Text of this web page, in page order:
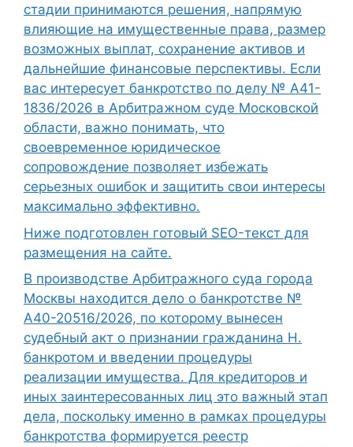
стадии принимаются решения, напрямую
влияющие на имущественные права, размер
возможных выплат, сохранение активов и
дальнейшие финансовые перспективы. Если
вас интересует банкротство по делу № А41-
1836/2026 в Арбитражном суде Московской
области, важно понимать, что
своевременное юридическое
сопровождение позволяет избежать
серьезных ошибок и защитить свои интересы
максимально эффективно.
Ниже подготовлен готовый SEO-текст для
размещения на сайте.
В производстве Арбитражного суда города
Москвы находится дело о банкротстве №
А40-20516/2026, по которому вынесен
судебный акт о признании гражданина Н.
банкротом и введении процедуры
реализации имущества. Для кредиторов и
иных заинтересованных лиц это важный этап
дела, поскольку именно в рамках процедуры
банкротства формируется реестр